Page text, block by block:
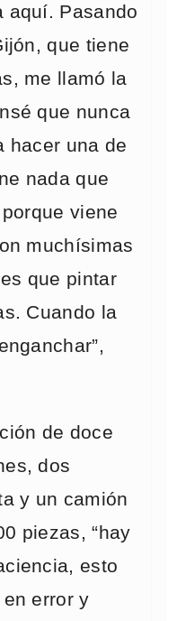
aquí. Pasando
que tiene
me llamó la
que nunca
hacer una de
nada que
viene
muchísimas
que pintar
Cuando la
de doce
dos
y un camión
piezas, “hay
esto
error y